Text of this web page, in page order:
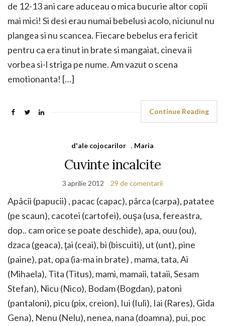
de 12-13 ani care aduceau o mica bucurie altor copii
mai mici! Si desi erau numai bebelusi acolo, niciunul nu
plangea si nu scancea. Fiecare bebelus era fericit
pentru ca era tinut in brate si mangaiat, cineva ii
vorbea si-l striga pe nume. Am vazut o scena
emotionanta! […]
Continue Reading
d'ale cojocarilor , Maria
Cuvinte incalcite
3 aprilie 2012 29 de comentarii
Apâcii (papucii) , pacac (capac), pârca (carpa), patatee
(pe scaun), cacotei (cartofei), ouşa (usa, fereastra,
dop.. cam orice se poate deschide), apa, ouu (ou),
dzaca (geaca), ţai (ceai), bi (biscuiti), ut (unt), pine
(paine), pat, opa (ia-ma in brate) , mama, tata, Ai
(Mihaela), Tita (Titus), mami, mamaii, tataii, Sesam
Stefan), Nicu (Nico), Bodam (Bogdan), patoni
(pantaloni), picu (pix, creion), Iui (Iuli), Iai (Rares), Gida
Gena), Nenu (Nelu), nenea, nana (doamna), pui, poc